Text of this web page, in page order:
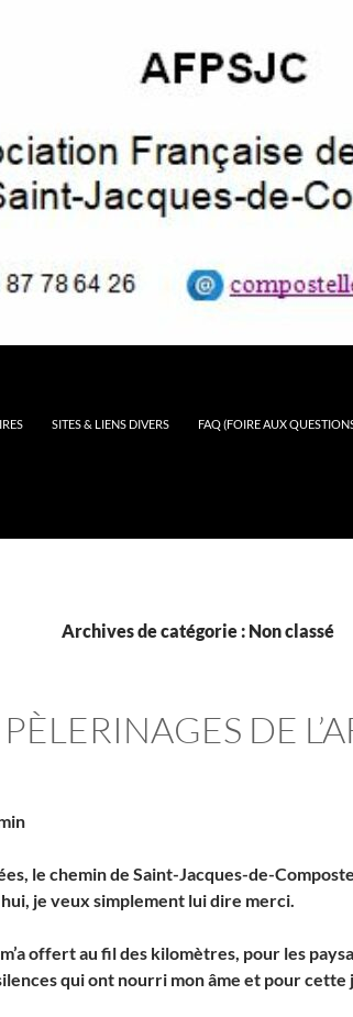
SITES & LIENS DIVERS FAQ (FOIRE AUX
Archives de catégorie : Non classé
DE
le chemin de Saint-Jacques-de-
je veux simplement lui dire merci.
offert au fil des kilomètres, pour les
qui ont nourri mon âme et pour cette